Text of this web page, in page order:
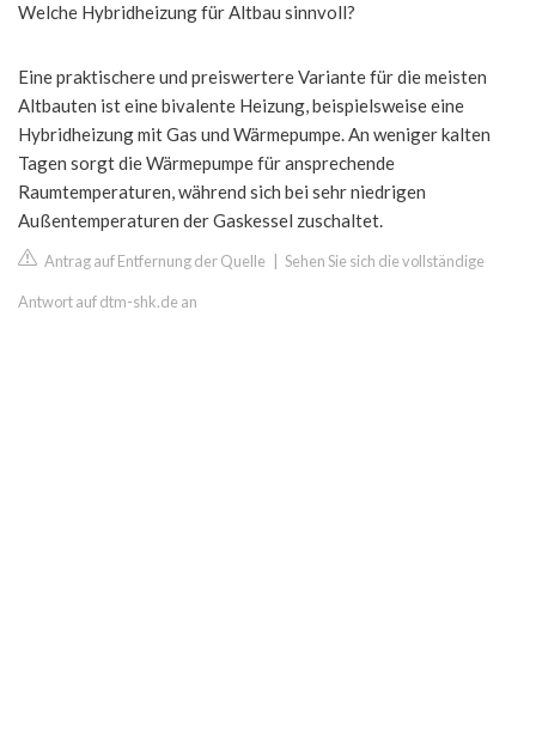
Welche Hybridheizung für Altbau sinnvoll?
Eine praktischere und preiswertere Variante für die meisten
Altbauten ist eine bivalente Heizung, beispielsweise eine
Hybridheizung mit Gas und Wärmepumpe. An weniger kalten
Tagen sorgt die Wärmepumpe für ansprechende
Raumtemperaturen, während sich bei sehr niedrigen
Außentemperaturen der Gaskessel zuschaltet.
Antrag auf Entfernung der Quelle Sehen Sie sich die vollständige
Antwort auf dtm-shk.de an